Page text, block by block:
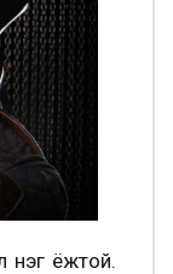
нэг ёжтой.